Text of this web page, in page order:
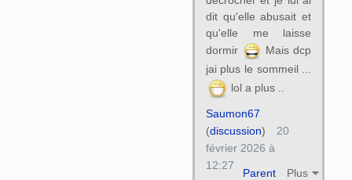
dit qu'elle abusait et
qu'elle me laisse
dormir
Mais dcp
jai plus le sommeil ...
lol a plus ..
Parent Plus
Saumon67
(discussion)
20
février 2026 à
12:27